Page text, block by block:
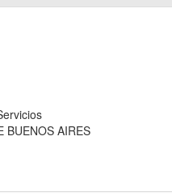
BUENOS AIRES